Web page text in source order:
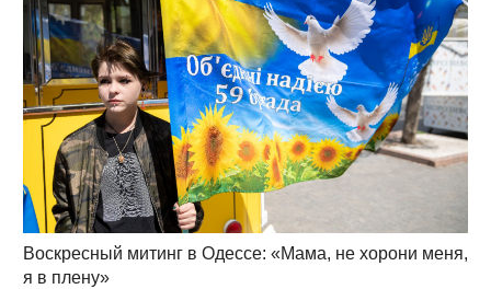
Воскресный митинг в Одессе: «Мама, не хорони меня,
я в плену»